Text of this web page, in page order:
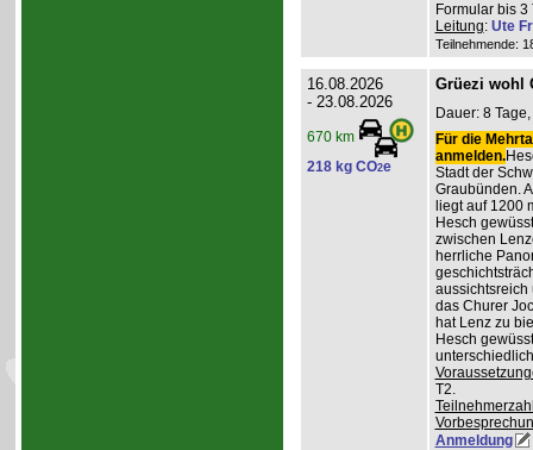
Formular bis 3
Leitung: Ute
Teilnehmende:
16.08.2026
- 23.08.2026
670 km
218 kg CO2e
Grüezi wohl
Dauer: 8
Für die
anmelden.
Stadt der
Graubünden.
liegt auf 1200
Hesch
zwischen
herrliche
aussichtsreich
das Churer
hat Lenz zu
Hesch
T2.
Anmeldung